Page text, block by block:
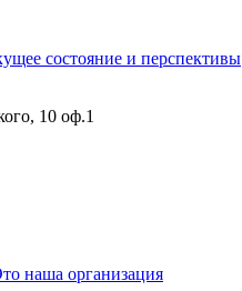
состояние и перспективы
10 оф.1
наша организация